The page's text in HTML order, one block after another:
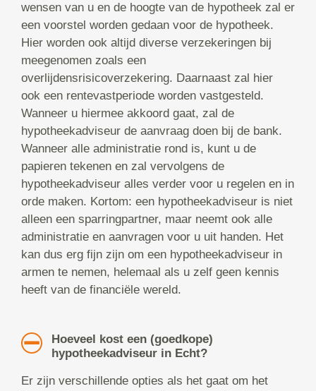
wensen van u en de hoogte van de hypotheek zal er
een voorstel worden gedaan voor de hypotheek.
Hier worden ook altijd diverse verzekeringen bij
meegenomen zoals een
overlijdensrisicoverzekering. Daarnaast zal hier
ook een rentevastperiode worden vastgesteld.
Wanneer u hiermee akkoord gaat, zal de
hypotheekadviseur de aanvraag doen bij de bank.
Wanneer alle administratie rond is, kunt u de
papieren tekenen en zal vervolgens de
hypotheekadviseur alles verder voor u regelen en in
orde maken. Kortom: een hypotheekadviseur is niet
alleen een sparringpartner, maar neemt ook alle
administratie en aanvragen voor u uit handen. Het
kan dus erg fijn zijn om een hypotheekadviseur in
armen te nemen, helemaal als u zelf geen kennis
heeft van de financiële wereld.
Hoeveel kost een (goedkope)
hypotheekadviseur in Echt?
Er zijn verschillende opties als het gaat om het